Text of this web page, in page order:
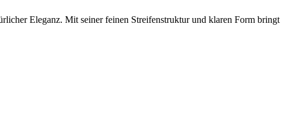
Eleganz. Mit seiner feinen Streifenstruktur und klaren Form